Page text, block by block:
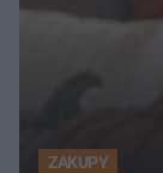
ZAKUPY